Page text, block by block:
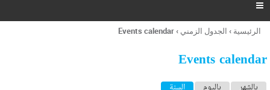
ر
ل
ح

أنت
هنا
الرئيسية › الجدول الزمني ›
Events calendar
Events calendar